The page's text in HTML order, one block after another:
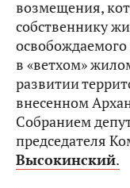
возмещения,
собственнику
в «ветхом»
развитии
внесенном
Собранием
председателя
Высокинский.